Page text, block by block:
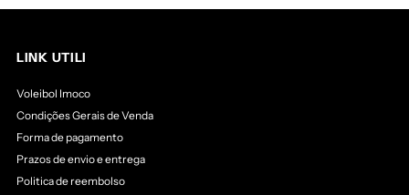
LINK UTILI
Voleibol Imoco
Condições Gerais de Venda
Forma de pagamento
Prazos de envio e entrega
Politica de reembolso